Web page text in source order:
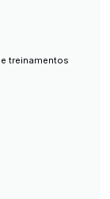
treinamentos